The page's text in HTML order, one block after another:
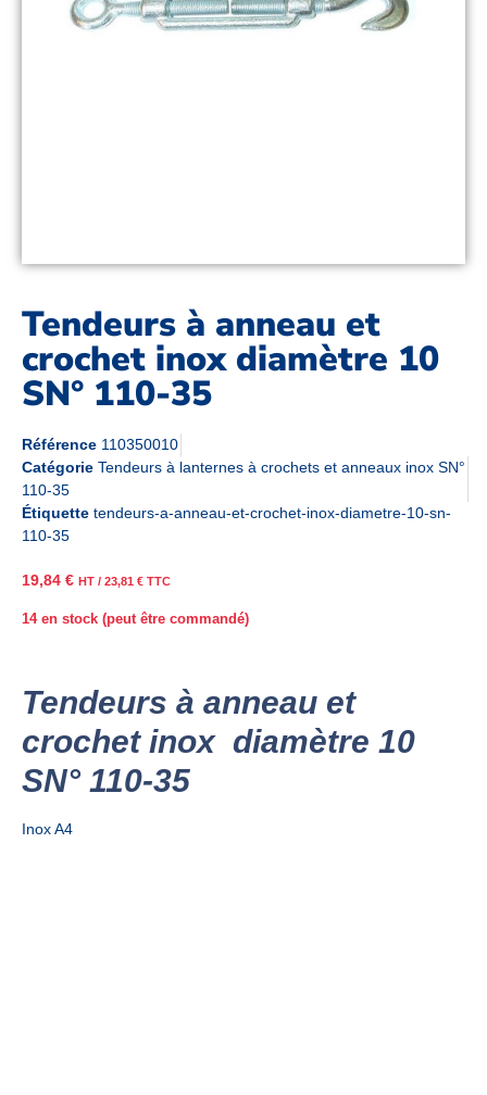
Tendeurs à anneau et
crochet inox diamètre 10
SN° 110-35
Référence 110350010
Catégorie Tendeurs à lanternes à crochets et anneaux inox SN°
110-35
Étiquette tendeurs-a-anneau-et-crochet-inox-diametre-10-sn-
110-35
19,84 € HT / 23,81 € TTC
14 en stock (peut être commandé)
Tendeurs à anneau et
crochet inox diamètre 10
SN° 110-35
Inox A4